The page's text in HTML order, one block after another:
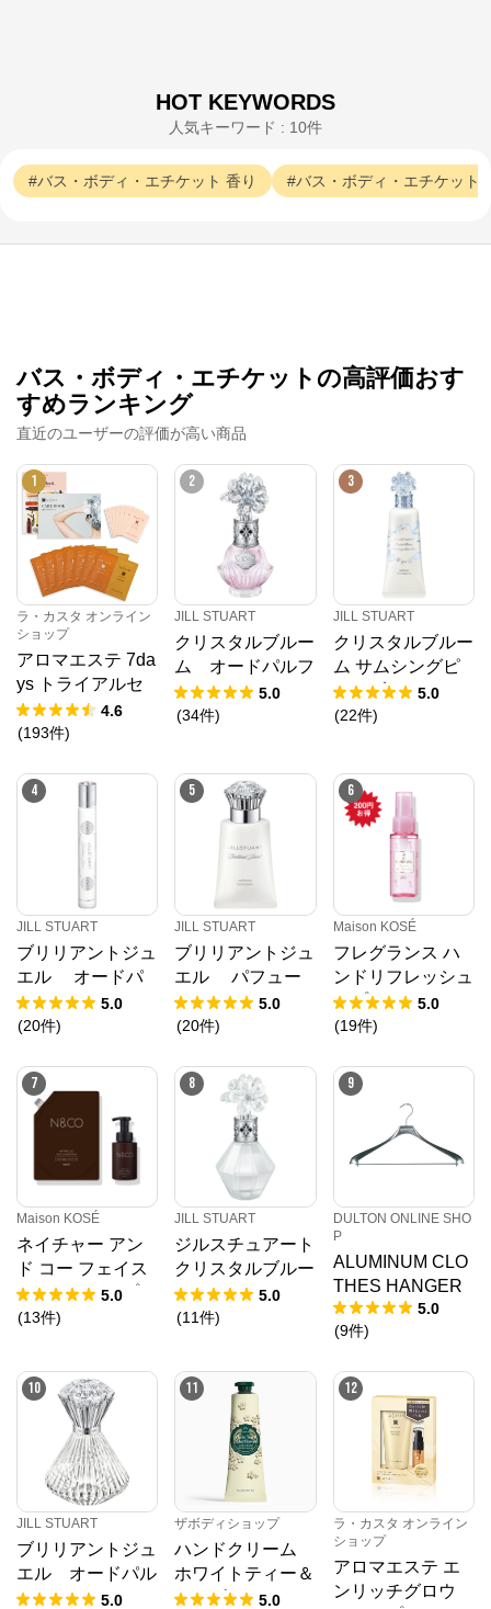
HOT KEYWORDS
人気キーワード : 10件
バス・ボディ・エチケット 香り バス・ボディ・エチケット
バス・ボディ・エチケットの高評価おす
すめランキング
直近のユーザーの評価が高い商品
1
ラ・カスタ オンライン
ショップ
アロマエステ 7da
ys トライアルセ
ット 11
4.6
(193件)
2
JILL STUART
クリスタルブルー
ム オードパルフ
ァン ドレスドエ
ディション
5.0
(34件)
3
JILL STUART
クリスタルブルー
ム サムシングピ
ュアブルー パフ
ュームド ハンド
5.0
(22件)
4
JILL STUART
ブリリアントジュ
エル オードパ
ルファン ロー
ラーボール
5.0
(20件)
5
JILL STUART
ブリリアントジュ
エル パフュー
ムド ハンドクリ
ーム
5.0
(20件)
6
Maison KOSÉ
フレグランス ハ
ンドリフレッシュ
スプレー
5.0
(19件)
7
Maison KOSÉ
ネイチャー アン
ド コー フェイス
＆ハンドソープ
＜2L つめかえ用
き）
5.0
(13件)
8
JILL STUART
ジルスチュアート
クリスタルブルー
ム スノー オード
パルファン
5.0
(11件)
9
DULTON ONLINE SHO
P
ALUMINUM CLO
THES HANGER
5.0
(9件)
10
JILL STUART
ブリリアントジュ
エル オードパル
ファン
5.0
11
ザボディショップ
ハンドクリーム
ホワイトティー＆
エルダーフラワー
5.0
12
ラ・カスタ オンライン
ショップ
アロマエステ エ
ンリッチグロウ
ペーン情報や毎日の美活動に役立つ情報をお届け。ま
た、コーセー商品をご購入いただくことができます。